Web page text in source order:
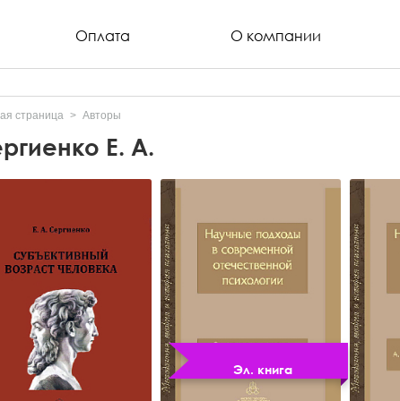
Оплата О компании
страница Авторы
Е. А.
Эл. книга